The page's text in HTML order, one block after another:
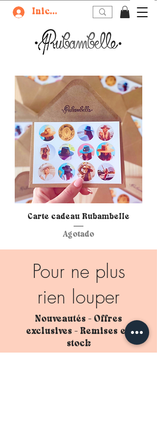
Iniciar sesión
Carte cadeau Rubambelle
Agotado
Pour ne plus
rien louper
Nouveautés - Offres
exclusives - Remises en
stock